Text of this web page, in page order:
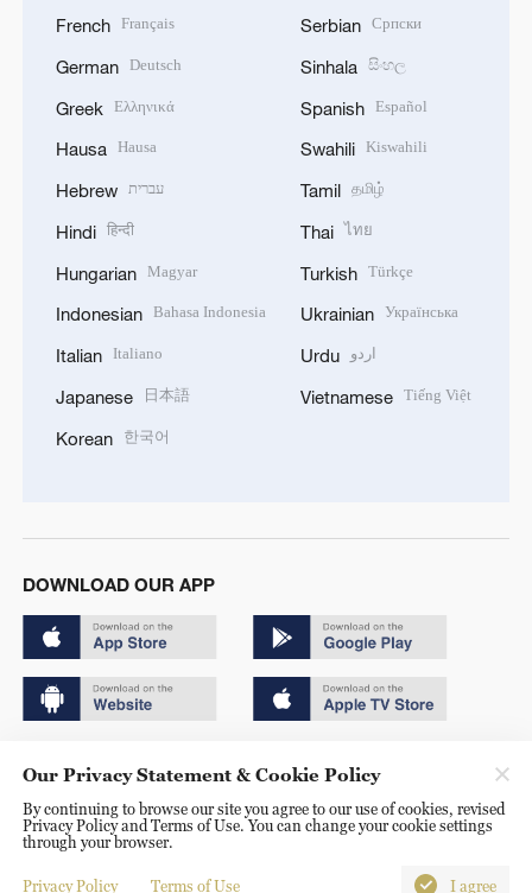
French Français
German Deutsch
Greek Ελληνικά
Hausa Hausa
Hebrew עברית
Hindi हिन्दी
Hungarian Magyar
Indonesian Bahasa Indonesia
Italian Italiano
Japanese 日本語
Korean 한국어
Serbian Српски
Sinhala සිංහල
Spanish Español
Swahili Kiswahili
Tamil தமிழ்
Thai ไทย
Turkish Türkçe
Ukrainian Українська
Urdu اردو
Vietnamese Tiếng Việt
DOWNLOAD OUR APP
京ICP备20000184号
京公网安备 11010502050052号
Disinformation report hotline: 010-85061466
Our Privacy Statement & Cookie Policy
By continuing to browse our site you agree to our use of cookies, revised
Privacy Policy and Terms of Use. You can change your cookie settings
through your browser.
Privacy Policy Terms of Use I agree